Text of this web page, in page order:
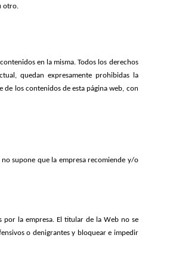
otro.
en la misma. Todos los derechos
quedan expresamente prohibidas la
los contenidos de esta página web, con
supone que la empresa recomiende y/o
por la empresa. El titular de la Web no se
o denigrantes y bloquear e impedir